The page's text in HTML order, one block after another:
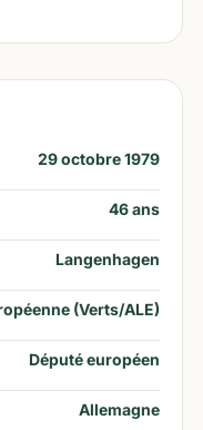
29 octobre 1979
46ans
Langenhagen
(Verts/ALE)
Député européen
Allemagne